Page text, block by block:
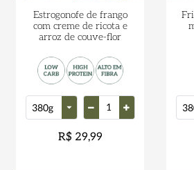
Estrogonofe de frango
com creme de ricota e
arroz de couve-flor
R$ 29,99